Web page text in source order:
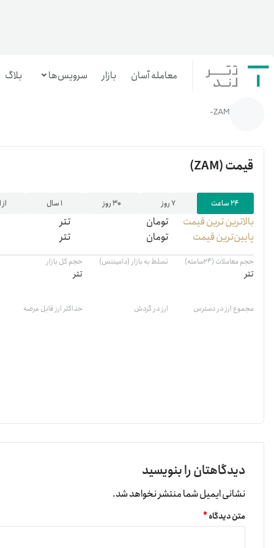
معامله آسان بازار سرویس‌ها
بازار تترلند
سرمایه‌گذاری آسان
بلاگ خانه رمزارزها/
ZAM
ZAM-
قیمت(ZAM)
۲۴ ساعت ۷ روز ۳۰ روز ۱ سال
بالاترین ‌ترین قیمت تومان
تتر
پایین‌ترین قیمت
تومان تتر
حجم معاملات (۲۴ساعته)
تتر
تسلط به بازار (دامیننس) حجم کل بازار
تتر
مجموع ارز در دسترس ارز در گردش حداکثر ارز قابل عرضه
دیدگاهتان را بنویسید
نشانی ایمیل شما منتشر نخواهد شد.
متن دیدگاه*